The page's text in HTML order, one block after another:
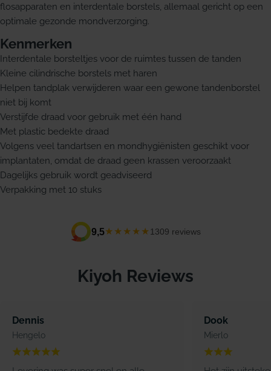
flosapparaten en interdentale borstels, allemaal gericht op een
optimale gezonde mondverzorging.
Kenmerken
Interdentale borsteltjes voor de ruimtes tussen de tanden
Kleine cilindrische borstels met haren
Helpen tandplak verwijderen waar een gewone tandenborstel
niet bij komt
Verstijfde draad voor gebruik met één hand
Met plastic bedekte draad
Volgens veel tandartsen en mondhygiënisten geschikt voor
implantaten, omdat de draad geen krassen veroorzaakt
Dagelijks gebruik wordt geadviseerd
Verpakking met 10 stuks
9,5★★★★★ 1309 reviews
Kiyoh Reviews
Dennis
Hengelo
Dook
Mierlo